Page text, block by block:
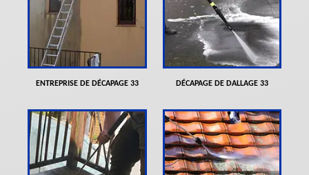
ENTREPRISE DE DÉCAPAGE 33 DÉCAPAGE DE DALLAGE 33